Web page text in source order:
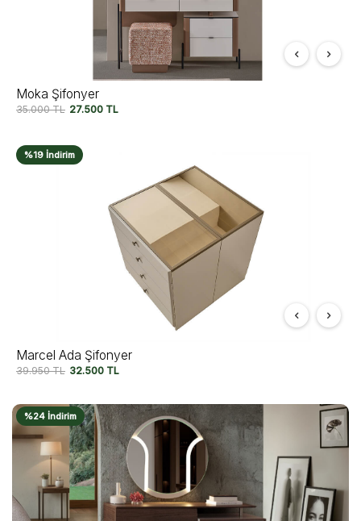
Moka Şifonyer
35.000TL 27.500 TL
%19 İndirim
Marcel Ada Şifonyer
39.950TL 32.500 TL
%24 İndirim